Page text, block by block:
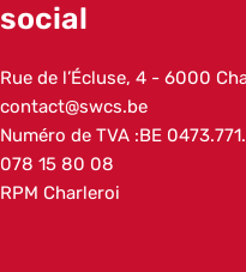
social
Addresse
Rue de l’Écluse, 4 6000
Adresse e-mail
contact@swcs.be
Numéro de TVA :BE
Numéro de téléphone
078 15 80 08
Autre
RPM Charleroi